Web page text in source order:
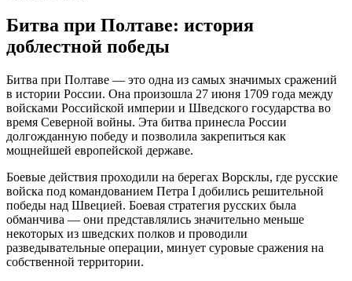
Битва при Полтаве: история
доблестной победы
Битва при Полтаве — это одна из самых значимых сражений
в истории России. Она произошла 27 июня 1709 года между
войсками Российской империи и Шведского государства во
время Северной войны. Эта битва принесла России
долгожданную победу и позволила закрепиться как
мощнейшей европейской державе.
Боевые действия проходили на берегах Ворсклы, где русские
войска под командованием Петра I добились решительной
победы над Швецией. Боевая стратегия русских была
обманчива — они представлялись значительно меньше
некоторых из шведских полков и проводили
разведывательные операции, минует суровые сражения на
собственной территории.